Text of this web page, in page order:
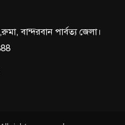
বান্দরবান পার্বত্য জেলা।